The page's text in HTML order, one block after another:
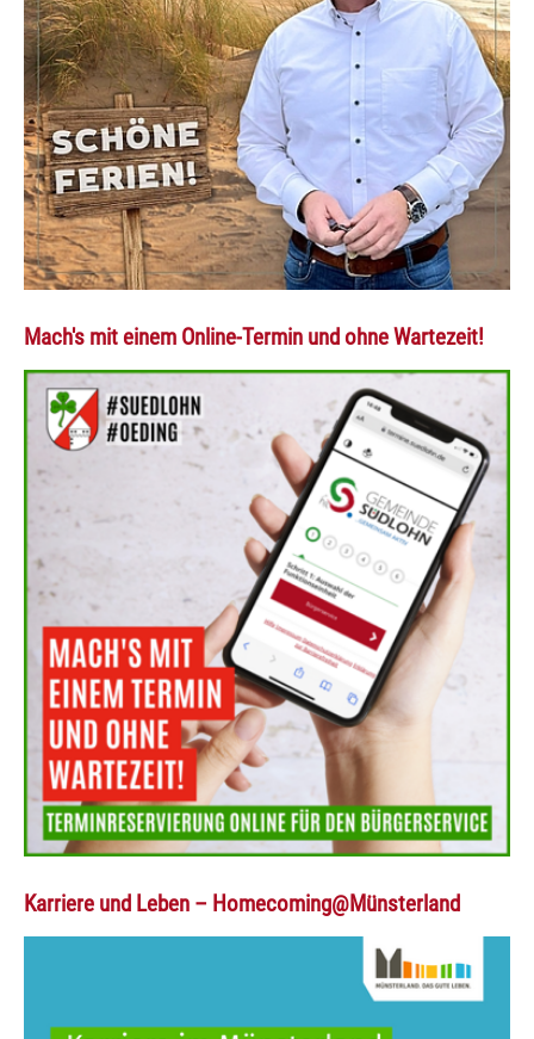
Mach's mit einem Online-Termin und ohne Wartezeit!
Karriere und Leben – Homecoming@Münsterland